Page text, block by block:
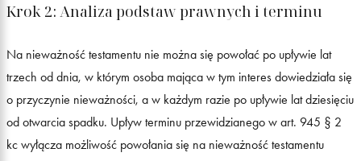
Krok 2: Analiza podstaw prawnych i terminu
Na nieważność testamentu nie można się powołać po upływie lat
trzech od dnia, w którym osoba mająca w tym interes dowiedziała się
o przyczynie nieważności, a w każdym razie po upływie lat dziesięciu
od otwarcia spadku. Upływ terminu przewidzianego w art. 945 § 2
kc wyłącza możliwość powołania się na nieważność testamentu